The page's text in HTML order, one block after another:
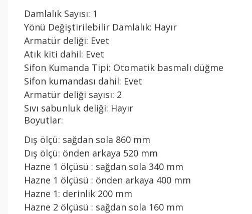
Damlalık Sayısı: 1
Yönü Değiştirilebilir Damlalık: Hayır
Armatür deliği: Evet
Atık kiti dahil: Evet
Sifon Kumanda Tipi: Otomatik basmalı düğme
Sifon kumandası dahil: Evet
Armatür deliği sayısı: 2
Sıvı sabunluk deliği: Hayır
Boyutlar:
Dış ölçü: sağdan sola 860 mm
Dış ölçü: önden arkaya 520 mm
Hazne 1 ölçüsü : sağdan sola 340 mm
Hazne 1 ölçüsü : önden arkaya 400 mm
Hazne 1: derinlik 200 mm
Hazne 2 ölçüsü : sağdan sola 160 mm